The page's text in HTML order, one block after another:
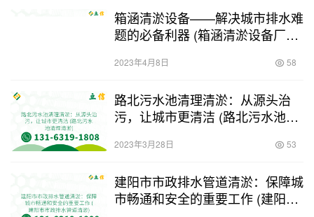
箱涵清淤设备——解决城市排水难
题的必备利器 (箱涵清淤设备厂家
2023年4月8日 58
路北污水池清理清淤：从源头治
污，让城市更清洁 (路北污水池清
2023年3月28日 53
建阳市市政排水管道清淤：保障城
市畅通和安全的重要工作 (建阳市